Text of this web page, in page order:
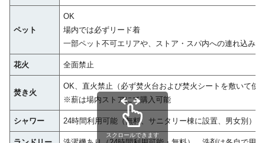
ペット
OK
場内では必ずリード着
一部ペット不可エリアや、ストア・スパ内への連れ込み
花火 全面禁止
焚き火
OK、直火禁止（必ず焚火台および焚火シートを敷いて使
※薪は場内ストアにて購入可能
シャワー 24時間利用可能（無料、サニタリー棟に設置、男女別）
スクロールできます